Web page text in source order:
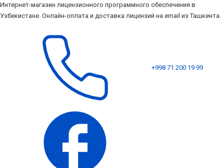
Интернет-магазин лицензионного программного обеспечения в
Узбекистане. Онлайн-оплата и доставка лицензий на email из Ташкента.
+998 71 200 19 99